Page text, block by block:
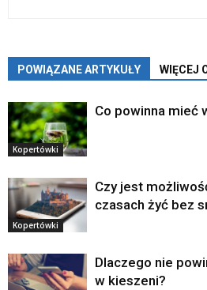
POWIĄZANE ARTYKUŁY WIĘCEJ
Kopertówki
Co powinna mieć
Kopertówki
Czy jest
czasach żyć bez
Dlaczego nie
w kieszeni?